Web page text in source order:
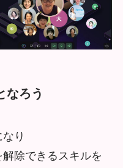
なろう
り
除できるスキルを